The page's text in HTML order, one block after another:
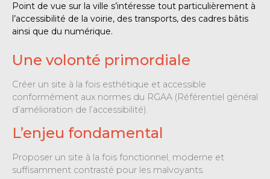
Point de vue sur la ville s’intéresse tout particulièrement à
l’accessibilité de la voirie, des transports, des cadres bâtis
ainsi que du numérique.
Une volonté primordiale
Créer un site à la fois esthétique et accessible
conformément aux normes du RGAA (Référentiel général
d’amélioration de l’accessibilité).
L’enjeu fondamental
Proposer un site à la fois fonctionnel, moderne et
suffisamment contrasté pour les malvoyants.